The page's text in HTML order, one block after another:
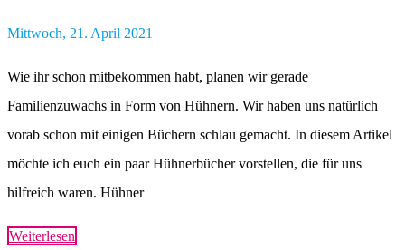
Mittwoch, 21. April 2021
Wie ihr schon mitbekommen habt, planen wir gerade
Familienzuwachs in Form von Hühnern. Wir haben uns natürlich
vorab schon mit einigen Büchern schlau gemacht. In diesem Artikel
möchte ich euch ein paar Hühnerbücher vorstellen, die für uns
hilfreich waren. Hühner
Weiterlesen